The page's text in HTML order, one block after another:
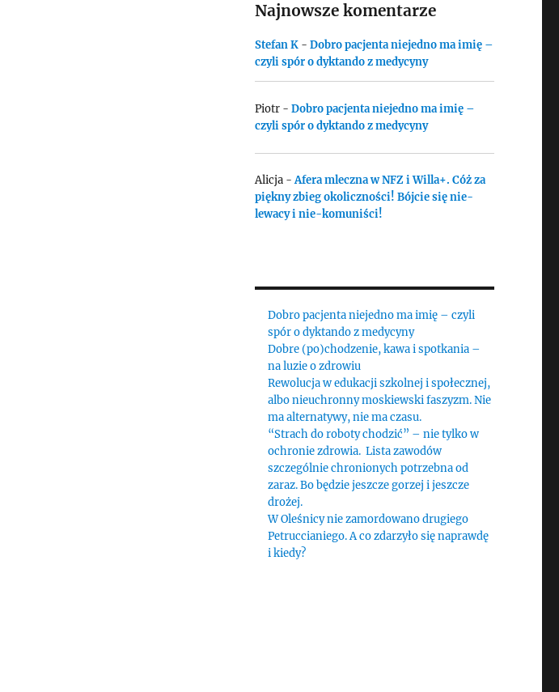
Najnowsze komentarze
Stefan K- Dobro pacjenta niejedno ma imię –
czyli spór o dyktando z medycyny
Piotr- Dobro pacjenta niejedno ma imię –
czyli spór o dyktando z medycyny
Alicja-Afera mleczna w NFZ i Willa+. Cóż za
piękny zbieg okoliczności! Bójcie się nie-
lewacy i nie-komuniści!
Dobro pacjenta niejedno ma imię – czyli
spór o dyktando z medycyny
Dobre (po)chodzenie, kawa i spotkania –
na luzie o zdrowiu
Rewolucja w edukacji szkolnej i społecznej,
albo nieuchronny moskiewski faszyzm. Nie
ma alternatywy, nie ma czasu.
“Strach do roboty chodzić” – nie tylko w
ochronie zdrowia. Lista zawodów
szczególnie chronionych potrzebna od
zaraz. Bo będzie jeszcze gorzej i jeszcze
drożej.
W Oleśnicy nie zamordowano drugiego
Petruccianiego. A co zdarzyło się naprawdę
i kiedy?